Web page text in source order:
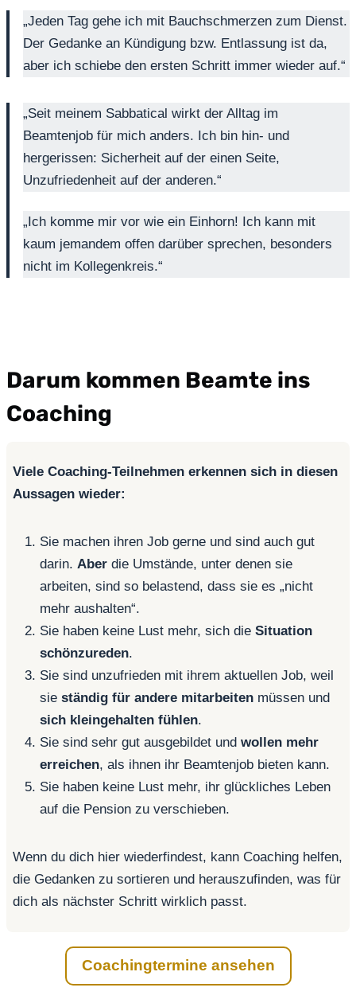
„Jeden Tag gehe ich mit Bauchschmerzen zum Dienst.
Der Gedanke an Kündigung bzw. Entlassung ist da,
aber ich schiebe den ersten Schritt immer wieder auf.“
„Seit meinem Sabbatical wirkt der Alltag im
Beamtenjob für mich anders. Ich bin hin- und
hergerissen: Sicherheit auf der einen Seite,
Unzufriedenheit auf der anderen.“
„Ich komme mir vor wie ein Einhorn! Ich kann mit
kaum jemandem offen darüber sprechen, besonders
nicht im Kollegenkreis.“
Darum kommen Beamte ins
Coaching
Viele Coaching-Teilnehmen erkennen sich in diesen
Aussagen wieder:
Sie machen ihren Job gerne und sind auch gut
darin. Aber die Umstände, unter denen sie
arbeiten, sind so belastend, dass sie es „nicht
mehr aushalten“.
Sie haben keine Lust mehr, sich die Situation
schönzureden.
Sie sind unzufrieden mit ihrem aktuellen Job, weil
sie ständig für andere mitarbeiten müssen und
sich kleingehalten fühlen.
Sie sind sehr gut ausgebildet und wollen mehr
erreichen, als ihnen ihr Beamtenjob bieten kann.
Sie haben keine Lust mehr, ihr glückliches Leben
auf die Pension zu verschieben.
Wenn du dich hier wiederfindest, kann Coaching helfen,
die Gedanken zu sortieren und herauszufinden, was für
dich als nächster Schritt wirklich passt.
Coachingtermine ansehen